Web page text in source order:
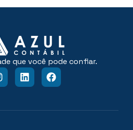
que você pode confiar.